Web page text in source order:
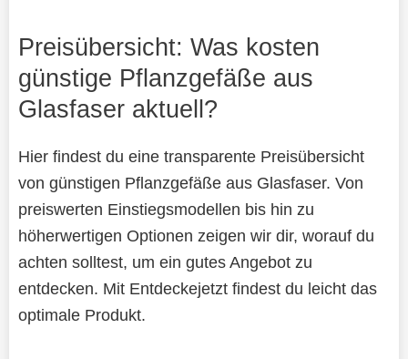
Preisübersicht: Was kosten
günstige Pflanzgefäße aus
Glasfaser aktuell?
Hier findest du eine transparente Preisübersicht
von günstigen Pflanzgefäße aus Glasfaser. Von
preiswerten Einstiegsmodellen bis hin zu
höherwertigen Optionen zeigen wir dir, worauf du
achten solltest, um ein gutes Angebot zu
entdecken. Mit Entdeckejetzt findest du leicht das
optimale Produkt.